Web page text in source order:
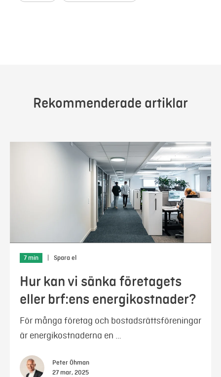
Rekommenderade artiklar
7 min | Spara el
Hur kan vi sänka företagets
eller brf:ens energikostnader?
För många företag och bostadsrättsföreningar
är energikostnaderna en …
Peter Öhman
27 mar, 2025